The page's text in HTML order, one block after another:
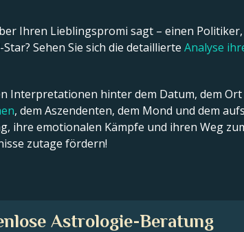
Ihren Lieblingspromi sagt – einen
Sehen Sie sich die detaillierte Analyse
Interpretationen hinter dem Datum, dem
, dem Aszendenten, dem Mond und dem
ihre emotionalen Kämpfe und ihren Weg
zutage fördern!
Astrologie-Beratung